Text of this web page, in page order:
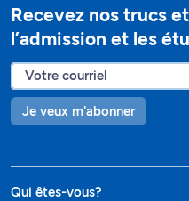
Recevez nos trucs
l’admission et les
Je veux m'abonner
Qui êtes-vous?